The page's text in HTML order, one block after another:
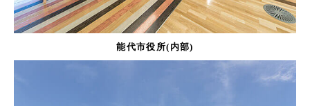
能代市役所(内部)